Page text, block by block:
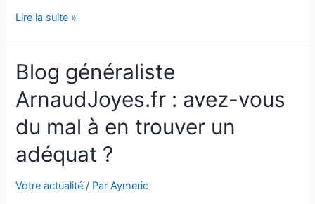
IVG
durée
légale
pour
Lire la suite »
Blog généraliste
ArnaudJoyes.fr : avez-vous
du mal à en trouver un
adéquat ?
Votre actualité / ParAymeric